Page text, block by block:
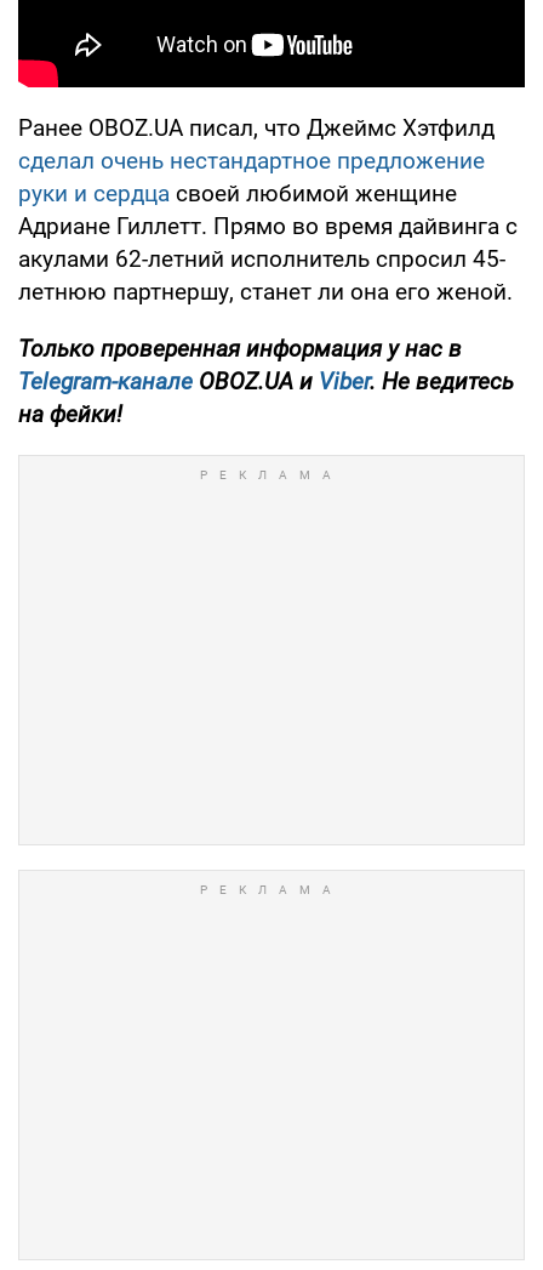
Ранее OBOZ.UA писал, что Джеймс Хэтфилд
сделал очень нестандартное предложение
руки и сердца своей любимой женщине
Адриане Гиллетт. Прямо во время дайвинга с
акулами 62-летний исполнитель спросил 45-
летнюю партнершу, станет ли она его женой.
Только проверенная информация у нас в
Telegram-канале OBOZ.UA и Viber. Не ведитесь
на фейки!